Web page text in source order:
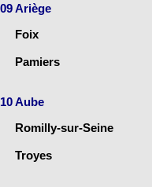
09 Ariège
Foix
Pamiers
10 Aube
Romilly-sur-Seine
Troyes